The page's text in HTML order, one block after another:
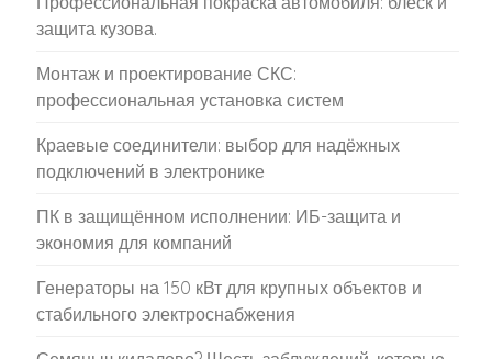
защита кузова.
Монтаж и проектирование СКС:
профессиональная установка систем
Краевые соединители: выбор для надёжных
подключений в электронике
ПК в защищённом исполнении: ИБ-защита и
экономия для компаний
Генераторы на 150 кВт для крупных объектов и
стабильного электроснабжения